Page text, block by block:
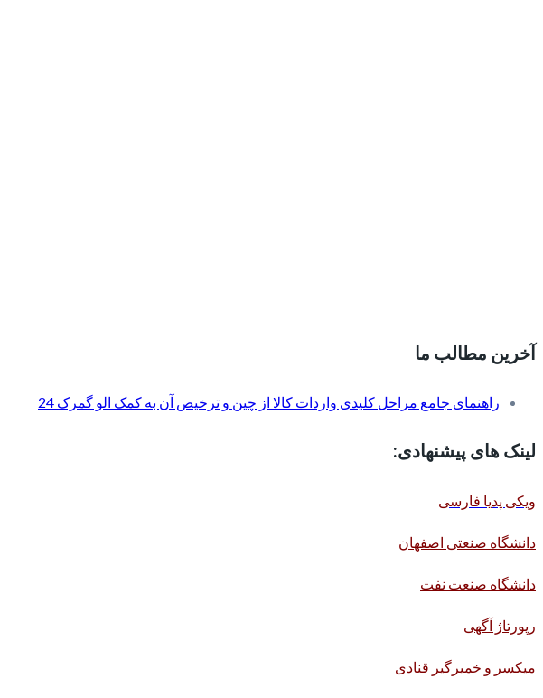
آخرین مطالب ما
راهنمای جامع مراحل کلیدی واردات کالا از چین و ترخیص آن به کمک الو گمرک 24
لینک های پیشنهادی:
ویکی پدیا فارسی
دانشگاه صنعتی اصفهان
دانشگاه صنعت نفت
رپورتاژ آگهی
میکسر و خمیرگیر قنادی